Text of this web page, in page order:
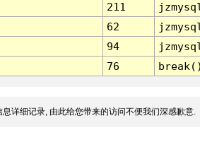
211
62
94
76 break()
详细记录, 由此给您带来的访问不便我们深感歉意.